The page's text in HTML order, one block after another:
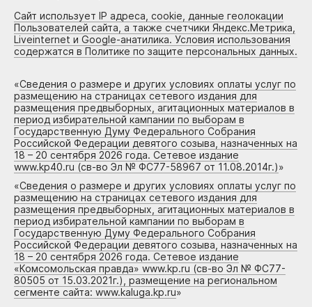
Сайт использует IP адреса, cookie, данные геолокации
Пользователей сайта, а также счетчики Яндекс.Метрика,
Liveinternet и Google-анатилика. Условия использования
содержатся в Политике по защите персональных данных.
«Сведения о размере и других условиях оплаты услуг по
размещению на страницах сетевого издания для
размещения предвыборных, агитационных материалов в
период избирательной кампании по выборам в
Государственную Думу Федерального Собрания
Российской Федерации девятого созыва, назначенных на
18 – 20 сентября 2026 года. Сетевое издание
www.kp40.ru (св-во Эл № ФС77-58967 от 11.08.2014г.)»
«Сведения о размере и других условиях оплаты услуг по
размещению на страницах сетевого издания для
размещения предвыборных, агитационных материалов в
период избирательной кампании по выборам в
Государственную Думу Федерального Собрания
Российской Федерации девятого созыва, назначенных на
18 – 20 сентября 2026 года. Сетевое издание
«Комсомольская правда» www.kp.ru (св-во Эл № ФС77-
80505 от 15.03.2021г.), размещение на региональном
сегменте сайта: www.kaluga.kp.ru»